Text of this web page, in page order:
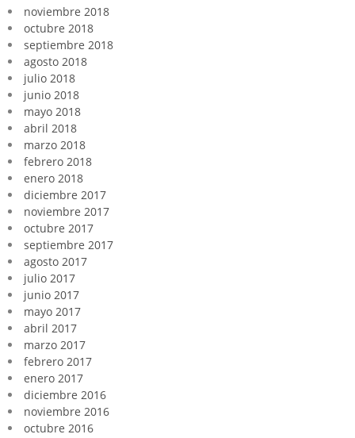
noviembre 2018
octubre 2018
septiembre 2018
agosto 2018
julio 2018
junio 2018
mayo 2018
abril 2018
marzo 2018
febrero 2018
enero 2018
diciembre 2017
noviembre 2017
octubre 2017
septiembre 2017
agosto 2017
julio 2017
junio 2017
mayo 2017
abril 2017
marzo 2017
febrero 2017
enero 2017
diciembre 2016
noviembre 2016
octubre 2016